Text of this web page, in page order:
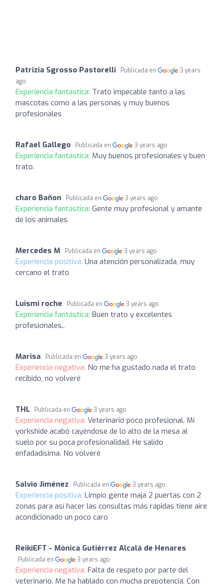
Patrizia Sgrosso Pastorelli Publicada en
3 years
ago
Experiencia fantástica: Trato impecable tanto a las
mascotas como a las personas y muy buenos
profesionales
Rafael Gallego Publicada en 3 years ago
Experiencia fantástica: Muy buenos profesionales y buen
trato.
charo Bañon Publicada en 3 years ago
Experiencia fantástica: Gente muy profesional y amante
de los animales
Mercedes M Publicada en 3 years ago
Experiencia positiva: Una atención personalizada, muy
cercano el trato
Luismi roche Publicada en 3 years ago
Experiencia fantástica: Buen trato y excelentes
profesionales..
Marisa Publicada en 3 years ago
Experiencia negativa: No me ha gustado nada el trato
recibido, no volveré
THL Publicada en 3 years ago
Experiencia negativa: Veterinario poco profesional. Mi
yorkshide acabó cayéndose de lo alto de la mesa al
suelo por su poca profesionalidad. He salido
enfadadísima. No volveré
Salvio Jiménez Publicada en 3 years ago
Experiencia positiva: Limpio gente maja 2 puertas con 2
zonas para así hacer las consultas más rápidas tiene aire
acondicionado un poco caro
ReikiEFT - Mónica Gutiérrez Alcalá de Henares
Publicada en 3 years ago
Experiencia negativa: Falta de respeto por parte del
veterinario. Me ha hablado con mucha prepotencia. Con